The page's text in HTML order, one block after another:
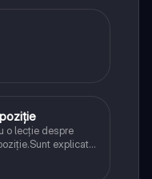
o lecție despre
explicate
verbul,cu definiții
colorat și scris